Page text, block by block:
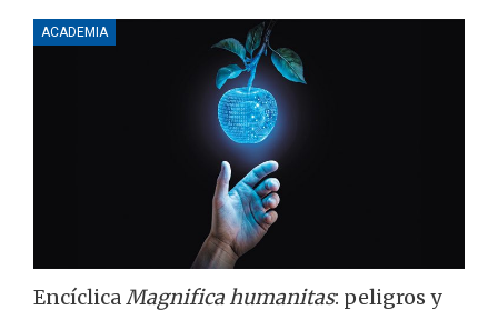
ACADEMIA
EncíclicaMagnifica humanitas: peligros y